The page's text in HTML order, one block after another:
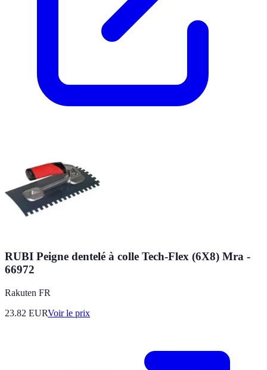
RUBI Peigne dentelé à colle Tech-Flex (6X8) Mra -
66972
Rakuten FR
23.82 EURVoir le prix